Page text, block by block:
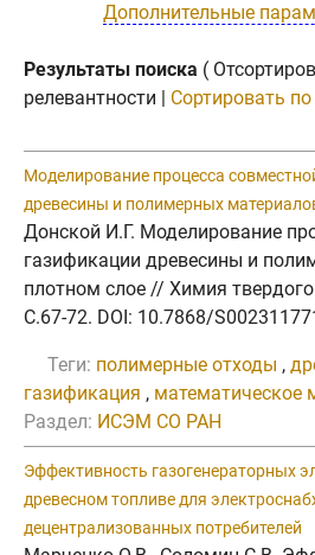
Дополнительные
Результаты поиска (
релевантности | Сортировать по
Моделирование процесса
древесины и полимерных
Донской И.Г. Моделирование
газификации древесины и
плотном слое // Химия
C.67-72. DOI: 10.7868/
Теги: полимерные отходы ,
газификация , математическое
Раздел: ИСЭМ СО РАН
Эффективность газогенераторных
древесном топливе для
децентрализованных потребителей